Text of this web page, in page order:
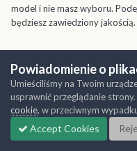
model i nie masz wyboru.
będziesz zawiedziony jakością.
Cytuj
cooper69
Napisano7 Maja
Powiadomienie o
Umieściliśmy na Twoim
usprawnić przeglądanie
cookie, w przeciwnym
Accept Cookies